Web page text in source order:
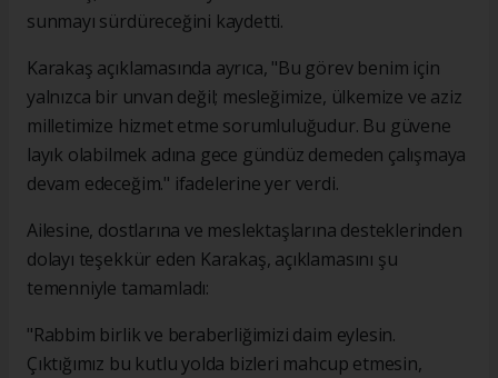
sunmayı sürdüreceğini kaydetti.
Karakaş açıklamasında ayrıca, "Bu görev benim için
yalnızca bir unvan değil; mesleğimize, ülkemize ve aziz
milletimize hizmet etme sorumluluğudur. Bu güvene
layık olabilmek adına gece gündüz demeden çalışmaya
devam edeceğim." ifadelerine yer verdi.
Ailesine, dostlarına ve meslektaşlarına desteklerinden
dolayı teşekkür eden Karakaş, açıklamasını şu
temenniyle tamamladı:
"Rabbim birlik ve beraberliğimizi daim eylesin.
Çıktığımız bu kutlu yolda bizleri mahcup etmesin,